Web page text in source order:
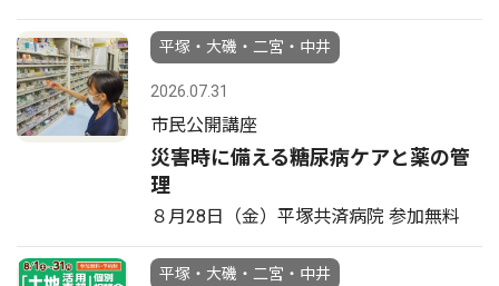
平塚・大磯・二宮・中井
2026.07.31
市民公開講座
災害時に備える糖尿病ケアと薬の管
理
８月28日（金）平塚共済病院 参加無料
平塚・大磯・二宮・中井